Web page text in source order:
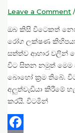
Leave a Comment /
ඔබ කිසි විටෙකත්
රෝග ලක්ෂණ
සත්ත්ව ආහාර වලින්
විට සිතන නමුත් මෙම
බොහෝ ක්‍රම තිබේ.
අලුත්වැඩියා කිරීමේ
කරයි. විටමින්